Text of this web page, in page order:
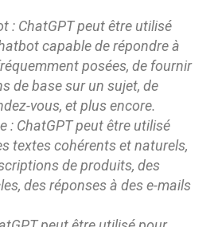
: ChatGPT peut être utilisé
capable de répondre à
posées, de fournir
de base sur un sujet, de
vous, et plus encore.
: ChatGPT peut être utilisé
textes cohérents et naturels,
de produits, des
des réponses à des e-mails